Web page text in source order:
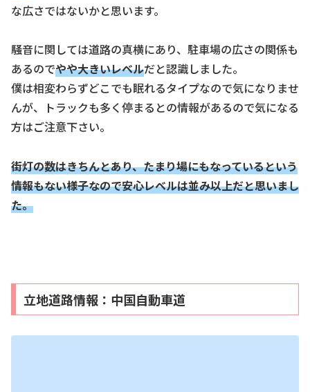
な広さではないかと思います。
騒音に関しては道路の真横にあり、駐車場の広さの関係も
あるのでやや大きいレベルだと認識しました。
僕は相変わらずどこでも眠れるタイプなので気になりませ
んが、トラックも多く停まるとの情報があるので気になる
方はご注意下さい。
街灯の数はきちんとあり、たまり場にもなっているという
情報もない様子なので安心レベルは並み以上だと思いまし
た。
立地道路情報：中国自動車道